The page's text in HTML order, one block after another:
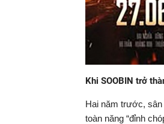
Khi SOOBIN trở
Hai năm trước,
toàn năng “đỉnh